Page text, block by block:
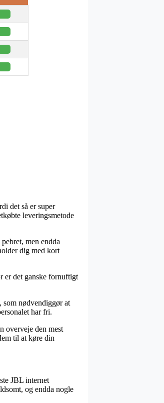
det så er super
leveringsmetode
men endda
dig med kort
er det ganske fornuftigt
nødvendiggør at
har fri.
overveje den mest
til at køre din
JBL internet
og endda nogle